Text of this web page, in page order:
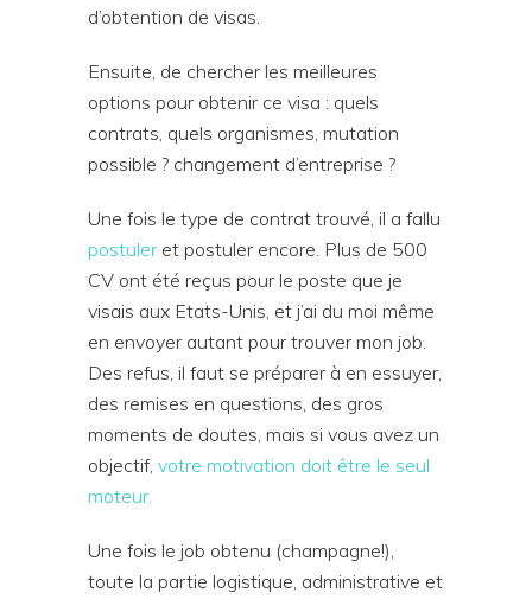
d’obtention de visas.
Ensuite, de chercher les meilleures
options pour obtenir ce visa : quels
contrats, quels organismes, mutation
possible ? changement d’entreprise ?
Une fois le type de contrat trouvé, il a fallu
postuler et postuler encore. Plus de 500
CV ont été reçus pour le poste que je
visais aux Etats-Unis, et j’ai du moi même
en envoyer autant pour trouver mon job.
Des refus, il faut se préparer à en essuyer,
des remises en questions, des gros
moments de doutes, mais si vous avez un
objectif, votre motivation doit être le seul
moteur.
Une fois le job obtenu (champagne!),
toute la partie logistique, administrative et